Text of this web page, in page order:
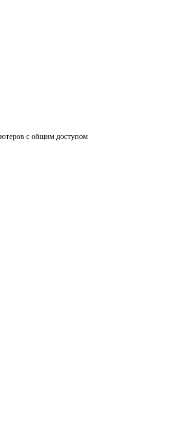
с общим доступом